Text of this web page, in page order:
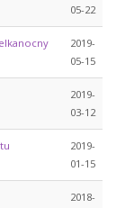
05-22
2019-
05-15
2019-
03-12
2019-
01-15
2018-